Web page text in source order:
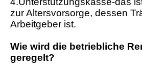
zur Altersvorsorge, dessen
Arbeitgeber ist.
Wie wird die betriebliche
geregelt?